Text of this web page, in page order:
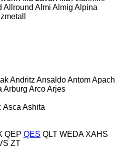
Allround Almi Almig Alpina
Andritz AnsaldoAntomApach
Arburg ArcoArjes
Asca Ashita
QEP QES QLT WEDA XAHS
ZT